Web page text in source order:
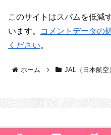
このサイトはスパムを低減
います。
コメントデータの
ください。
ホーム JAL（日本航空